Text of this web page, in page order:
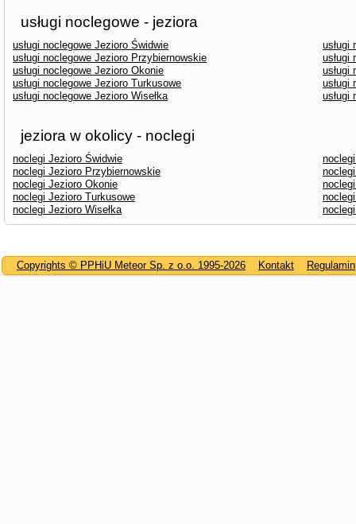
usługi noclegowe - jeziora
usługi noclegowe Jezioro Świdwie
usługi
usługi noclegowe Jezioro Przybiernowskie
usługi
usługi noclegowe Jezioro Okonie
usługi
usługi noclegowe Jezioro Turkusowe
usługi
usługi noclegowe Jezioro Wisełka
usługi
jeziora w okolicy - noclegi
noclegi Jezioro Świdwie
noclegi Jezioro Przybiernowskie
noclegi Jezioro Okonie
noclegi Jezioro Turkusowe
noclegi Jezioro Wisełka
Copyrights © PPHiU Meteor Sp. z o.o. 1995-2026 Kontakt Regulamin